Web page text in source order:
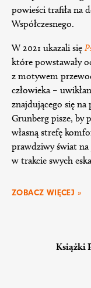
powieści trafiła na
Współczesnego.
W 2021 ukazali się
które powstawały
z motywem
człowieka –
znajdującego się na
Grunberg pisze, by
własną strefę
prawdziwy świat na
w trakcie swych
ZOBACZ WIĘCEJ »
Książki